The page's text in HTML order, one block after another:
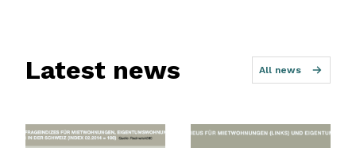
Latest news All news